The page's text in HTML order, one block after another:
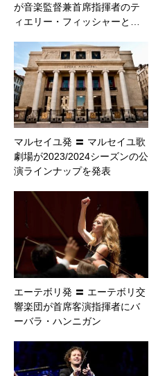
が音楽監督兼首席指揮者のテ
ィエリー・フィッシャーと…
マルセイユ発 〓 マルセイユ歌
劇場が2023/2024シーズンの公
演ラインナップを発表
エーテボリ発 〓 エーテボリ交
響楽団が首席客演指揮者にバ
ーバラ・ハンニガン